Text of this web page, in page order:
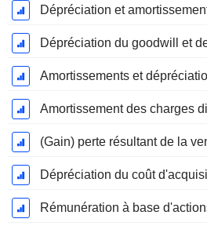
MarsDépréciation et
Amortissements et
(Gain) perte résultant de la
Rémunération à base